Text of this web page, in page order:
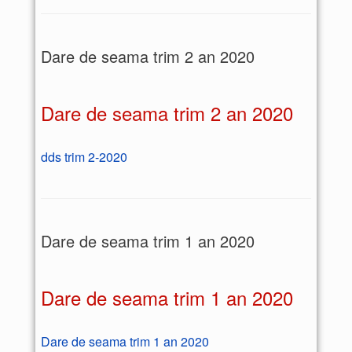
Dare de seama trim 2 an 2020
Dare de seama trim 2 an 2020
dds trim 2-2020
Dare de seama trim 1 an 2020
Dare de seama trim 1 an 2020
Dare de seama trim 1 an 2020